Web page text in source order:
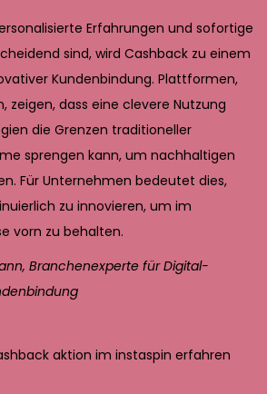
Erfahrungen und sofortige
sind, wird Cashback zu einem
Kundenbindung. Plattformen,
zeigen, dass eine clevere Nutzung
die Grenzen traditioneller
sprengen kann, um nachhaltigen
Für Unternehmen bedeutet dies,
zu innovieren, um im
vorn zu behalten.
Branchenexperte für Digital-
aktion im instaspin erfahren